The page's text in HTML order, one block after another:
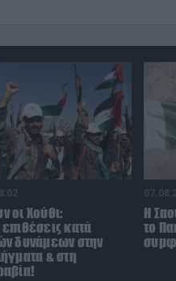
οι Χούθι:
κατά
δυνάμεων στην
& στη
Η
το